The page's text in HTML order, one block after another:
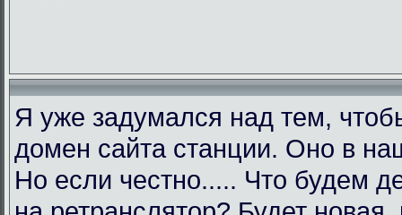
Я уже задумался над тем,
домен сайта станции. Оно в
Но если честно..... Что будем